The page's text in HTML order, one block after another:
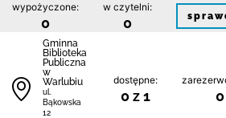
wypożyczone:
0
w czytelni:
0
Gminna
Biblioteka
Publiczna
w
Warlubiu
ul.
Bąkowska
12
dostępne:
0 z 1 0